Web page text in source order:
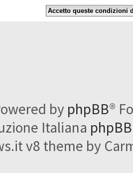
by phpBB®
Italiana
v8 theme by